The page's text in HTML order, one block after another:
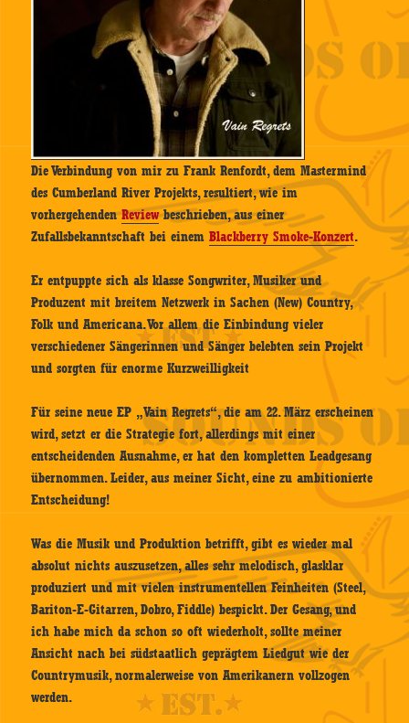
Die Verbindung von mir zu Frank Renfordt, dem Mastermind
des Cumberland River Projekts, resultiert, wie im
vorhergehendenReviewbeschrieben, aus einer
Zufallsbekanntschaft bei einemBlackberry Smoke-Konzert.
Er entpuppte sich als klasse Songwriter, Musiker und
Produzent mit breitem Netzwerk in Sachen (New) Country,
Folk und Americana. Vor allem die Einbindung vieler
verschiedener Sängerinnen und Sänger belebten sein Projekt
und sorgten für enorme Kurzweilligkeit
Für seine neue EP „Vain Regrets“, die am 22. März erscheinen
wird, setzt er die Strategie fort, allerdings mit einer
entscheidenden Ausnahme, er hat den kompletten Leadgesang
übernommen. Leider, aus meiner Sicht, eine zu ambitionierte
Entscheidung!
Was die Musik und Produktion betrifft, gibt es wieder mal
absolut nichts auszusetzen, alles sehr melodisch, glasklar
produziert und mit vielen instrumentellen Feinheiten (Steel,
Bariton-E-Gitarren, Dobro, Fiddle) bespickt. Der Gesang, und
ich habe mich da schon so oft wiederholt, sollte meiner
Ansicht nach bei südstaatlich geprägtem Liedgut wie der
Countrymusik, normalerweise von Amerikanern vollzogen
werden.